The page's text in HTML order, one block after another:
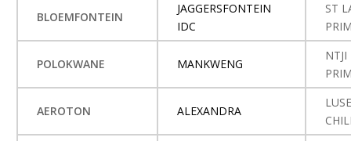
BLOEMFONTEIN
JAGGERSFONTEIN
IDC
ST
POLOKWANE MANKWENG
AEROTON ALEXANDRA